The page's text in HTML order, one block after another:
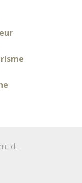
Lettre de motivation Agent de Sécurité